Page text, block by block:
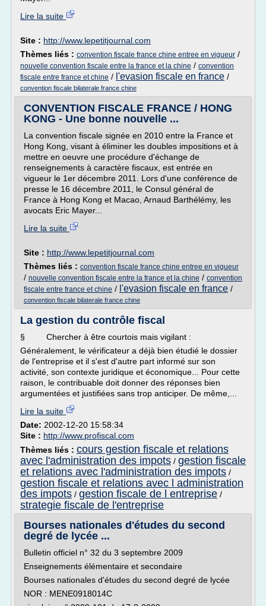
Lire la suite
Site : http://www.lepetitjournal.com
Thèmes liés : convention fiscale france chine entree en vigueur /
nouvelle convention fiscale entre la france et la chine / convention
fiscale entre france et chine / l'evasion fiscale en france /
convention fiscale bilaterale france chine
CONVENTION FISCALE FRANCE / HONG
KONG - Une bonne nouvelle ...
La convention fiscale signée en 2010 entre la France et
Hong Kong, visant à éliminer les doubles impositions et à
mettre en oeuvre une procédure d'échange de
renseignements à caractère fiscaux, est entrée en
vigueur le 1er décembre 2011. Lors d'une conférence de
presse le 16 décembre 2011, le Consul général de
France à Hong Kong et Macao, Arnaud Barthélémy, les
avocats Eric Mayer...
Lire la suite
Site : http://www.lepetitjournal.com
Thèmes liés : convention fiscale france chine entree en vigueur
/ nouvelle convention fiscale entre la france et la chine / convention
fiscale entre france et chine / l'evasion fiscale en france /
convention fiscale bilaterale france chine
La gestion du contrôle fiscal
§ Chercher à être courtois mais vigilant :
Généralement, le vérificateur a déjà bien étudié le dossier
de l'entreprise et il s'est d'autre part informé sur son
activité, son contexte juridique et économique... Pour cette
raison, le contribuable doit donner des réponses bien
argumentées et justifiées sans trop anticiper. De même,...
Lire la suite
Date: 2002-12-20 15:58:34
Site : http://www.profiscal.com
Thèmes liés : cours gestion fiscale et relations
avec l'administration des impots / gestion fiscale
et relations avec l'administration des impots /
gestion fiscale et relations avec l administration
des impots / gestion fiscale de l entreprise /
strategie fiscale de l'entreprise
Bourses nationales d'études du second
degré de lycée ...
Bulletin officiel n° 32 du 3 septembre 2009
Enseignements élémentaire et secondaire
Bourses nationales d'études du second degré de lycée
NOR : MENE0918014C